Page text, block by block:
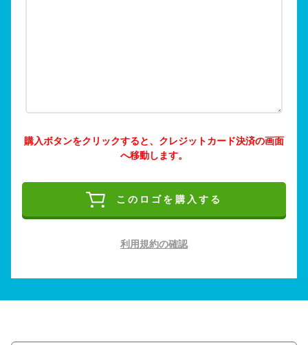
購入ボタンをクリックすると、クレジットカード決済の画面
へ移動します。
このロゴを購入する
利用規約の確認